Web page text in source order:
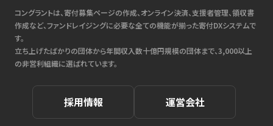
コングラントは、寄付募集ページの作成、オンライン決済、支援者管理、領収書
作成など、ファンドレイジングに必要な全ての機能が揃った寄付DXシステムで
す。
立ち上げたばかりの団体から年間収入数十億円規模の団体まで、3,000以上
の非営利組織に選ばれています。
採用情報 運営会社